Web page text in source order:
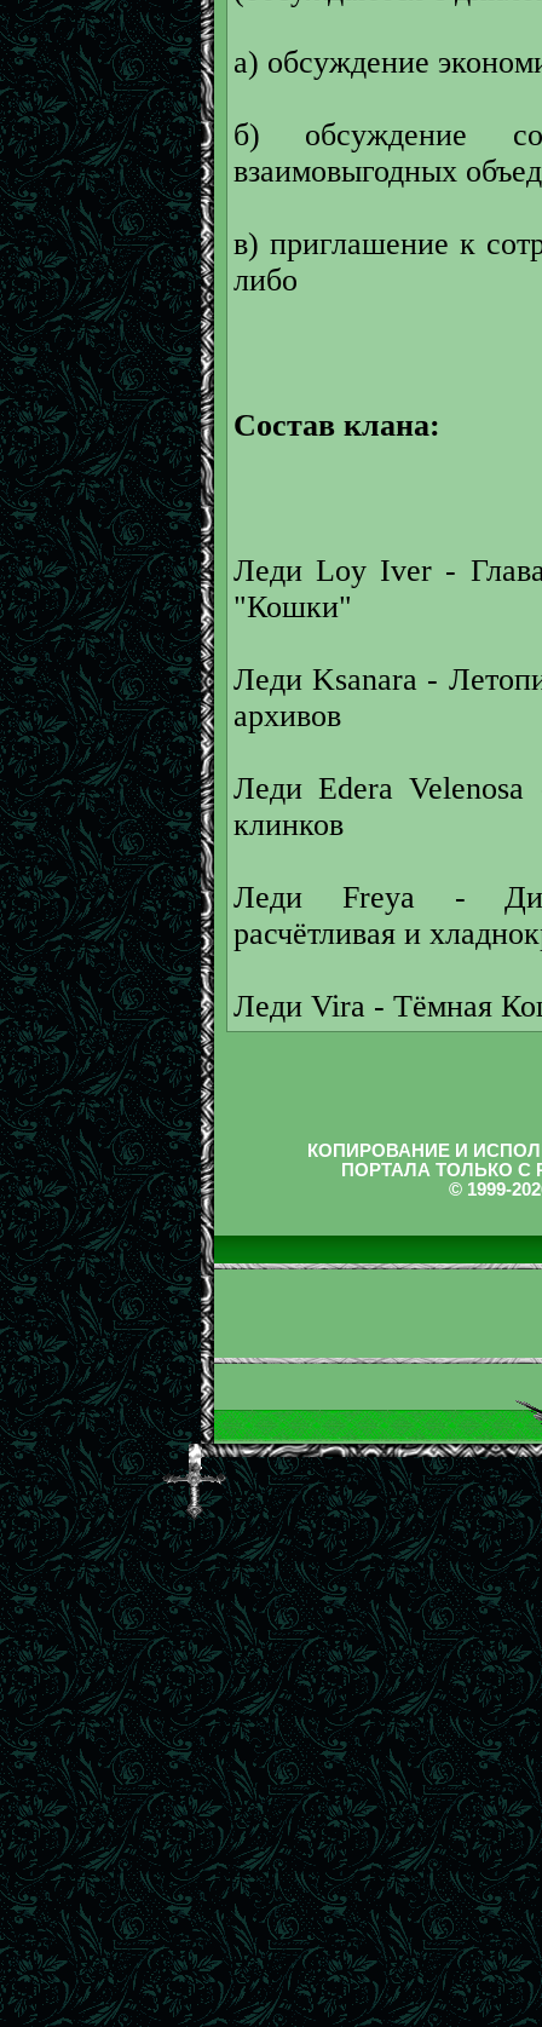
а) обсуждение
б) обсуждение
взаимовыгодных
в) приглашение к
либо
Состав клана:
Леди Loy Iver -
"Кошки"
Леди Ksanara -
архивов
Леди Edera
клинков
Леди Freya -
расчётливая и
Леди Vira - Тёмная
КОПИРОВАНИЕ И
ПОРТАЛА ТОЛЬКО
© 1999-